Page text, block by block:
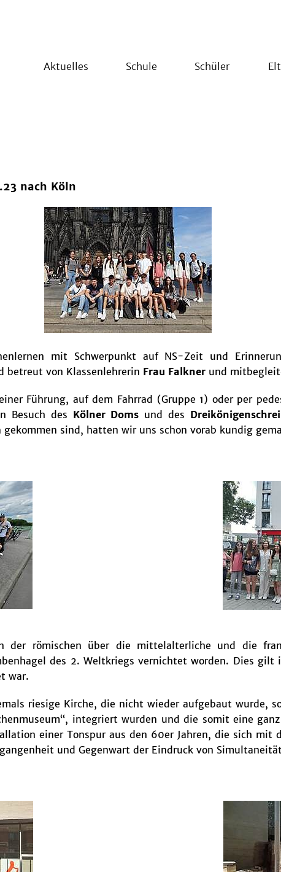
Aktuelles Schule Schüler
nach Köln
mit Schwerpunkt auf NS-Zeit und
betreut von Klassenlehrerin Frau Falkner und
Führung, auf dem Fahrrad (Gruppe 1) oder per
Besuch des Kölner Doms und des
sind, hatten wir uns schon vorab kundig
der römischen über die mittelalterliche und die
des 2. Weltkriegs vernichtet worden. Dies gilt
war.
riesige Kirche, die nicht wieder aufgebaut wurde,
integriert wurden und die somit eine
einer Tonspur aus den 60er Jahren, die sich mit
und Gegenwart der Eindruck von